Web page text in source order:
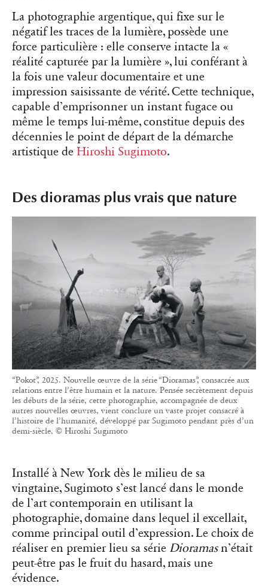
La photographie argentique, qui fixe sur le
négatif les traces de la lumière, possède une
force particulière : elle conserve intacte la «
réalité capturée par la lumière », lui conférant à
la fois une valeur documentaire et une
impression saisissante de vérité. Cette technique,
capable d’emprisonner un instant fugace ou
même le temps lui-même, constitue depuis des
décennies le point de départ de la démarche
artistique de Hiroshi Sugimoto.
Des dioramas plus vrais que nature
“Pokot”, 2025. Nouvelle œuvre de la série “Dioramas”, consacrée aux
relations entre l’être humain et la nature. Pensée secrètement depuis
les débuts de la série, cette photographie, accompagnée de deux
autres nouvelles œuvres, vient conclure un vaste projet consacré à
l’histoire de l’humanité, développé par Sugimoto pendant près d’un
demi-siècle. © Hiroshi Sugimoto
Installé à New York dès le milieu de sa
vingtaine, Sugimoto s’est lancé dans le monde
de l’art contemporain en utilisant la
photographie, domaine dans lequel il excellait,
comme principal outil d’expression. Le choix de
réaliser en premier lieu sa série Dioramasn’était
peut-être pas le fruit du hasard, mais une
évidence.